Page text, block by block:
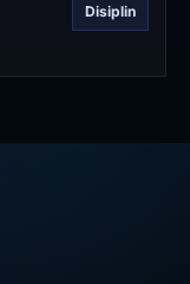
Disiplin